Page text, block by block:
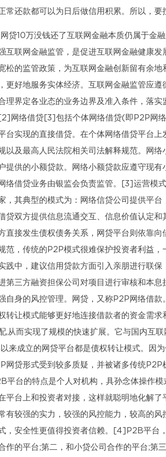
常还款都可以为日后做信用积累。所以，要
贷10万没钱还了互联网金融本质仍属于金
互联网金融监管，是促进互联网金融健康
松的监管政策，为互联网金融创新留有余
更好地服务实体经济。互联网金融监管应
理界定各业态的业务边界及准入条件，落
网络借贷[3]包括个体网络借贷(即P2P网
台实现的直接借贷。在个体网络借贷平台
以及最高人民法院相关司法解释规范。网
提供的小额贷款。网络小额贷款应遵守现
络借贷业务由银监会负责监管。[3]运营模
，其典型的模式为：网络信贷公司提供平
贷双方提供信息流通交互、信息价值认定
直接发生债权债务关系，网贷平台则依靠
范，传统的P2P模式很难保护投资者利益
践中，建议信用贷款方面引入亲朋进行联
第三方融资担保公司对项目进行审核和本
自身的风控管理。网贷，又称P2P网络借
转让模式能够更好地连接借款者的资金需
,从而实现了规模的快速扩展。它与国内互
来成立的网贷平台都是债权转让模式。因
网贷形式受到较多质疑，并被诸多传统P2P
平台的特点是个人对机构，具孙念体操作
平台上和投资者对接，这样就聪明地化解
有较强的实力，较强的风控能力，较高的
，安全性更值得投资者信赖。[4]P2B平台
作的平台;第二，和小贷公司合作的平台;第